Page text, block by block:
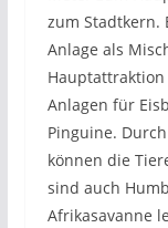
zum Stadtkern.
Anlage als
Hauptattraktion
Anlagen für
Pinguine.
können die
sind auch
Afrikasavanne